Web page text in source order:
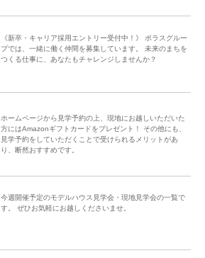
《新卒・キャリア採用エントリー受付中！》 ポラスグルー
プでは、一緒に働く仲間を募集しています。 未来のまちを
つくる仕事に、あなたもチャレンジしませんか？
ホームページから見学予約の上、現地にお越しいただいた
方にはAmazonギフトカードをプレゼント！ その他にも、
見学予約をしていただくことで受けられるメリットがあ
り、断然おすすめです。
今週開催予定のモデルハウス見学会・現地見学会の一覧で
す。 ぜひお気軽にお越しくださいませ。